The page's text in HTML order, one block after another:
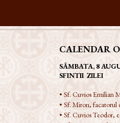
CALENDAR
SÂMBATA, 8
SFINTII ZILEI
• Sf. Cuvios Emilian
• Sf. Miron, facatorul
• Sf. Cuvios Teodor,